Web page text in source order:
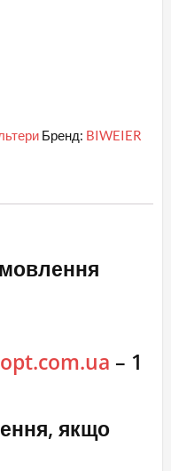
Бренд: BIWEIER
– 1
якщо